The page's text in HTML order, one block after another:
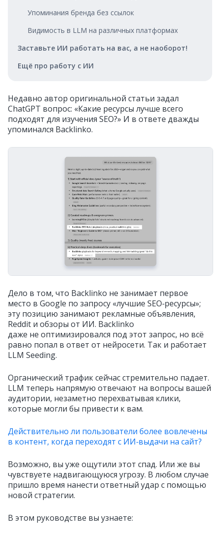
Упоминания бренда без ссылок
Видимость в LLM на различных платформах
Заставьте ИИ работать на вас, а не наоборот!
Ещё про работу с ИИ
Недавно автор оригинальной статьи задал
ChatGPT вопрос: «Какие ресурсы лучше всего
подходят для изучения SEO?» И в ответе дважды
упоминался Backlinko.
Дело в том, что Backlinko не занимает первое
место в Google по запросу «лучшие SEO‑ресурсы»;
эту позицию занимают рекламные объявления,
Reddit и обзоры от ИИ. Backlinko
даже не оптимизировался под этот запрос, но всё
равно попал в ответ от нейросети. Так и работает
LLM Seeding.
Органический трафик сейчас стремительно падает.
LLM теперь напрямую отвечают на вопросы вашей
аудитории, незаметно перехватывая клики,
которые могли бы привести к вам.
Действительно ли пользователи более вовлечены
в контент, когда переходят с ИИ‑выдачи на сайт?
Возможно, вы уже ощутили этот спад. Или же вы
чувствуете надвигающуюся угрозу. В любом случае
пришло время нанести ответный удар с помощью
новой стратегии.
В этом руководстве вы узнаете: